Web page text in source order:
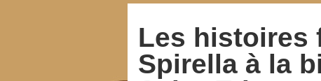
Les histoires
Spirella à la